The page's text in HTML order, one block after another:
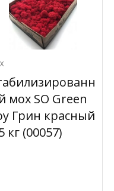
мох SO Green
Грин красный
кг (00057)